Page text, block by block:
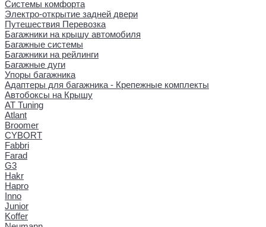
Системы комфорта
Электро-открытие задней двери
Путешествия Перевозка
Багажники на крышу автомобиля
Багажные системы
Багажники на рейлинги
Багажные дуги
Упоры багажника
Адаптеры для багажника - Крепежные комплекты
Автобоксы на Крышу
AT Tuning
Atlant
Broomer
CYBORT
Fabbri
Farad
G3
Hakr
Hapro
Inno
Junior
Koffer